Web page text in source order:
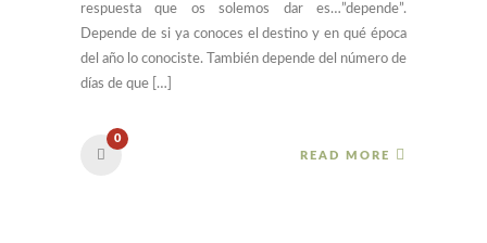
respuesta que os solemos dar es…”depende”.
Depende de si ya conoces el destino y en qué época
del año lo conociste. También depende del número de
días de que […]
0
READ MORE